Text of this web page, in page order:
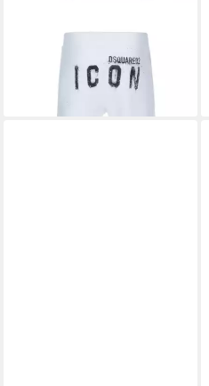
DSQUARED2
Jogginghose
279,00 €
UVP419,00 €